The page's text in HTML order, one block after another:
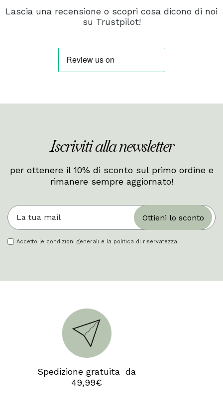
Lascia una recensione o scopri cosa dicono di noi
su Trustpilot!
Iscriviti alla newsletter
per ottenere il 10% di sconto sul primo ordine e
rimanere sempre aggiornato!
Ottieni lo sconto
Accetto le condizioni generali e la politica di riservatezza
Spedizione gratuita da
49,99€